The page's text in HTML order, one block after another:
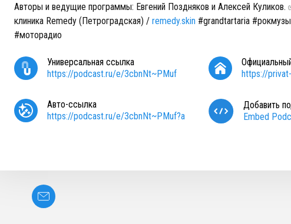
Авторы и ведущие программы: Евгений Поздняков и Алексей Куликов.
клиника Remedy (Петроградская) / remedy.skin #grandtartaria
#моторадио
Универсальная ссылка
https://podcast.ru/e/3cbnNt~PMuf
https://
Авто-ссылка
https://podcast.ru/e/3cbnNt~PMuf?a
Добавить
Embed